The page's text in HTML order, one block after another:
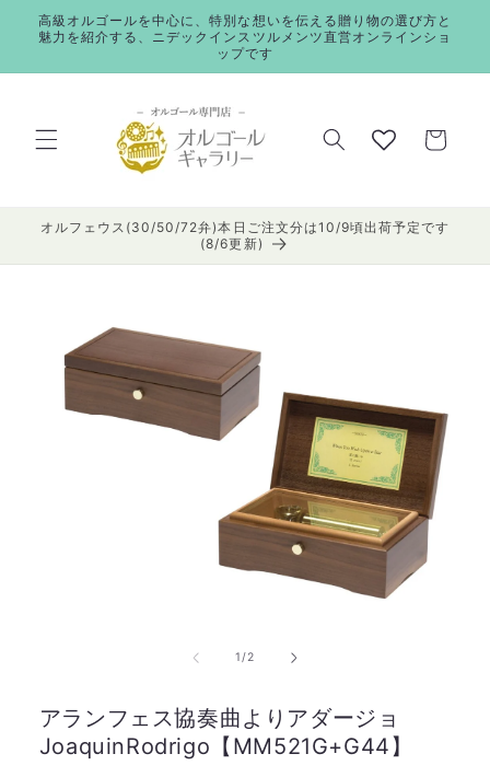
ンツに
進む
高級オルゴールを中心に、特別な想いを伝える贈り物の選び方と
魅力を紹介する、ニデックインスツルメンツ直営オンラインショ
ップです
ー
オルフェウス(30/50/72弁)本日ご注文分は10/9頃出荷予定です
(8/6更新)
1/の
2
アランフェス協奏曲よりアダージョ
JoaquinRodrigo【MM521G+G44】